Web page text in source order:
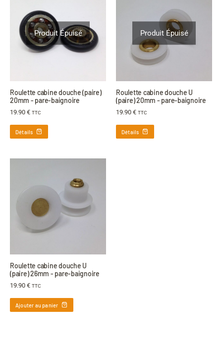
Produit Épuisé
Roulette cabine douche (paire)
20mm - pare-baignoire
19.90 € TTC
Détails
Produit Épuisé
Roulette cabine douche U
(paire) 20mm - pare-baignoire
19.90 € TTC
Détails
Roulette cabine douche U
(paire) 26mm - pare-baignoire
19.90 € TTC
Ajouter au panier